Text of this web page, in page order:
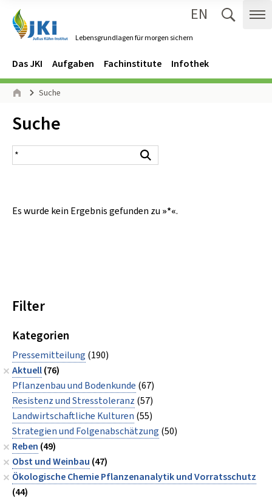
Lebensgrundlagen für morgen sichern
EN
Navigation
Hauptmenü
Das JKI Aufgaben Fachinstitute Infothek
Seitenpfad
Suche
Inhalt:
Suche
Suchergebnis
Es wurde kein Ergebnis gefunden zu »*«.
Filter
Kategorien
Pressemitteilung (190)
Aktuell(76)
Pflanzenbau und Bodenkunde (67)
Resistenz und Stresstoleranz (57)
Landwirtschaftliche Kulturen (55)
Strategien und Folgenabschätzung (50)
Reben (49)
Obst und Weinbau (47)
Ökologische Chemie Pflanzenanalytik und Vorratsschutz
(44)